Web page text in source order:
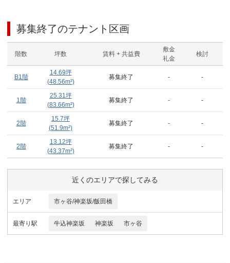
募集終了のテナント区画
階数 坪数 賃料 + 共益費
敷金
礼金
検討
B1階
14.69坪
(48.56m²)
募集終了 - -
1階
25.31坪
(83.66m²)
募集終了 - -
2階
15.7坪
(51.9m²)
募集終了 - -
2階
13.12坪
(43.37m²)
募集終了 - -
近くのエリアで探してみる
エリア 市ヶ谷/神楽坂/飯田橋
最寄り駅 牛込神楽坂 神楽坂 市ヶ谷